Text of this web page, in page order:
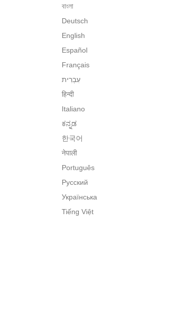
বাংলা
Deutsch
English
Español
Français
हिन्दी
Italiano
ಕನ್ನಡ
한국어
नेपाली
Português
Русский
Українська
Tiếng Việt